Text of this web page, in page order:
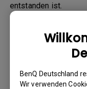
BenQ Deutschland
Wir verwenden
entstanden ist.
1. Informieren Sie
wie möglich über
a.